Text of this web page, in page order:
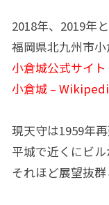
2018年、2019年
福岡県北九州市小
小倉城公式サイ
小倉城 –
現天守は1959年
平城で近くにビル
それほど展望抜群